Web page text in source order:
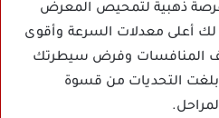
ذهبية لتمحيص المعرض
لك أعلى معدلات السرعة وأقوى
المنافسات وفرض سيطرتك
التحديات من قسوة